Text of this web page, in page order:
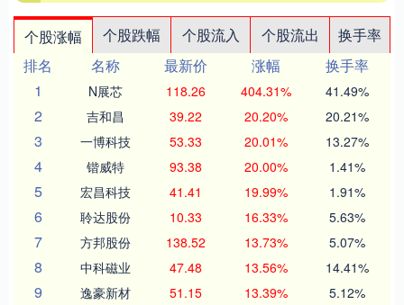
个股涨幅 个股跌幅 个股流入 个股流出
换手率
排名
名称 最新价 涨幅
换手率
1
N展芯 118.26 404.31% 41.49%
2 吉和昌 39.22 20.20% 20.21%
3 一博科技 53.33 20.01% 13.27%
4 锴威特 93.38 20.00% 1.41%
5 宏昌科技 41.41 19.99% 1.91%
6 聆达股份 10.33 16.33% 5.63%
7 方邦股份 138.52 13.73% 5.07%
8 中科磁业 47.48 13.56% 14.41%
9 逸豪新材 51.15 13.39% 5.12%